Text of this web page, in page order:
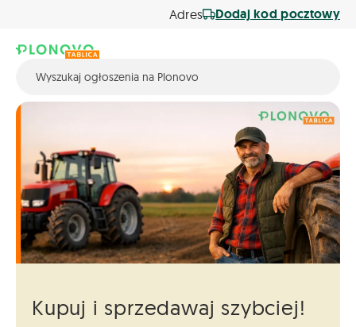
Adres Dodaj kod pocztowy
Kupuj i sprzedawaj szybciej!